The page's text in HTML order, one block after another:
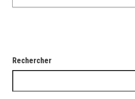
Rechercher